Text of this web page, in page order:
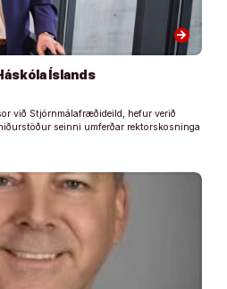
arrow_forward
Íslands
við Stjórnmálafræðideild, hefur verið
seinni umferðar rektorskosninga